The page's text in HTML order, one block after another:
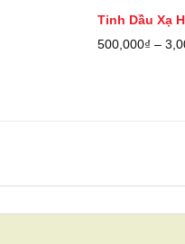
Tinh Dầu Xạ
500,000₫ –